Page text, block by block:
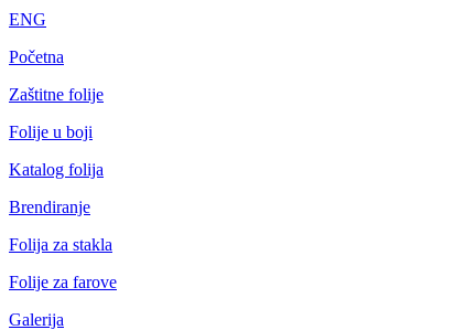
ENG
Početna
Zaštitne folije
Folije u boji
Katalog folija
Brendiranje
Folija za stakla
Folije za farove
Galerija